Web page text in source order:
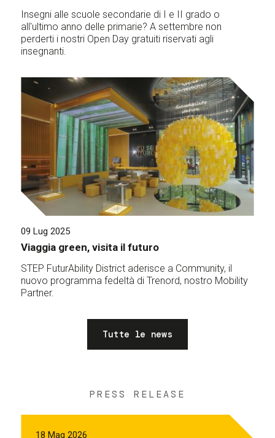
Insegni alle scuole secondarie di I e II grado o
all'ultimo anno delle primarie? A settembre non
perderti i nostri Open Day gratuiti riservati agli
insegnanti.
09 Lug 2025
Viaggia green, visita il futuro
STEP FuturAbility District aderisce a Community, il
nuovo programma fedeltà di Trenord, nostro Mobility
Partner.
Tutte le news
PRESS RELEASE
18 Mag 2026